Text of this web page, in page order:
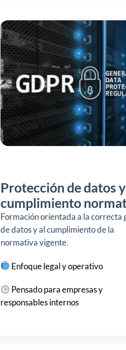
Protección de datos y
cumplimiento
Formación orientada a la correcta
de datos y al cumplimiento de la
normativa vigente.
Enfoque legal y operativo
Pensado para empresas y
responsables internos